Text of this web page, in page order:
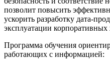
позволит повысить
ускорить разработку дата-
эксплуатации
Программа обучения
работающих с информацией: